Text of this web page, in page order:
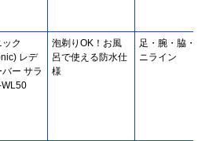
ク
レデ
ー サラ
WL50
泡剃りOK！お風
呂で使える防水仕
様
足・腕・脇・ビ
ニライン